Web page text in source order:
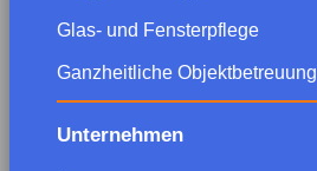
Glas- und Fensterpflege
Ganzheitliche Objektbetreuung
Unternehmen